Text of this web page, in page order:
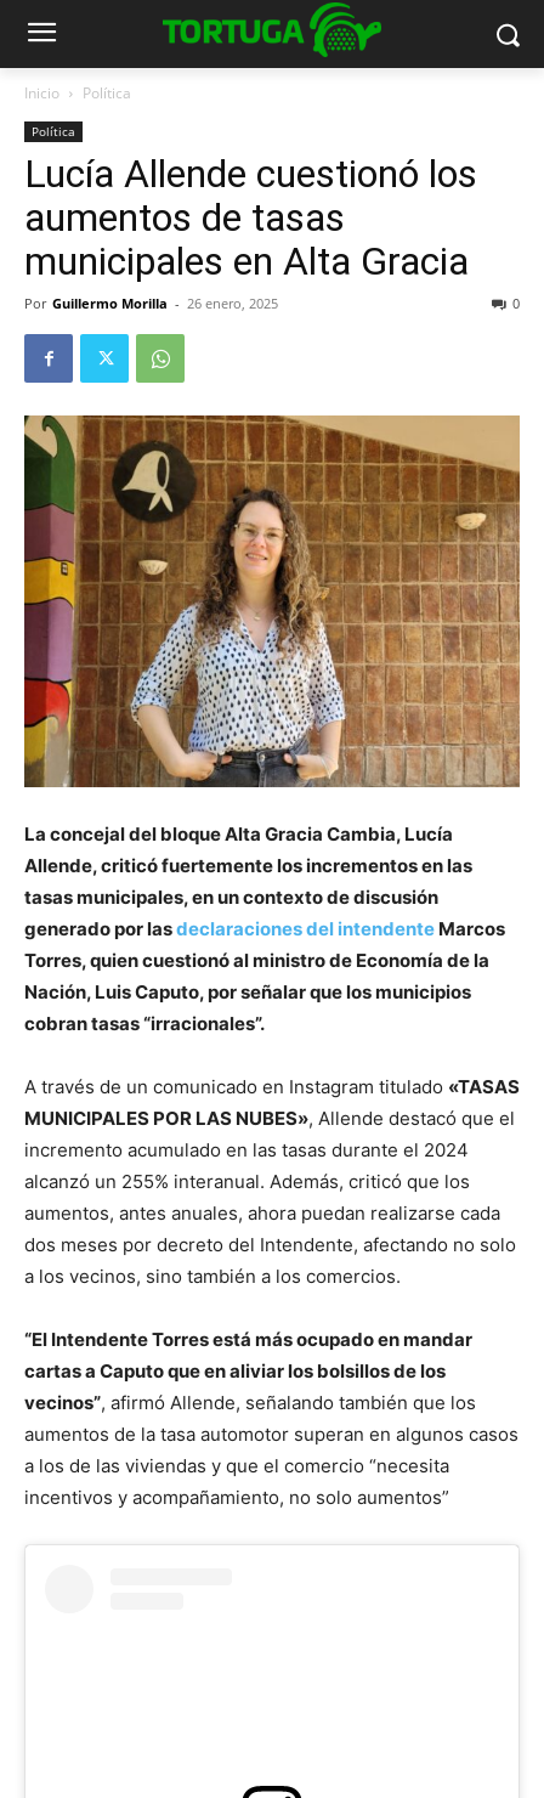
Inicio Política
Política
Lucía Allende cuestionó los
aumentos de tasas
municipales en Alta Gracia
Por Guillermo Morilla - 26 enero, 2025 0
La concejal del bloque Alta Gracia Cambia, Lucía
Allende, criticó fuertemente los incrementos en las
tasas municipales, en un contexto de discusión
generado por lasdeclaraciones del intendente Marcos
Torres, quien cuestionó al ministro de Economía de la
Nación, Luis Caputo, por señalar que los municipios
cobran tasas “irracionales”.
A través de un comunicado en Instagram titulado «TASAS
MUNICIPALES POR LAS NUBES», Allende destacó que el
incremento acumulado en las tasas durante el 2024
alcanzó un 255% interanual. Además, criticó que los
aumentos, antes anuales, ahora puedan realizarse cada
dos meses por decreto del Intendente, afectando no solo
a los vecinos, sino también a los comercios.
“El Intendente Torres está más ocupado en mandar
cartas a Caputo que en aliviar los bolsillos de los
vecinos”, afirmó Allende, señalando también que los
aumentos de la tasa automotor superan en algunos casos
a los de las viviendas y que el comercio “necesita
incentivos y acompañamiento, no solo aumentos”